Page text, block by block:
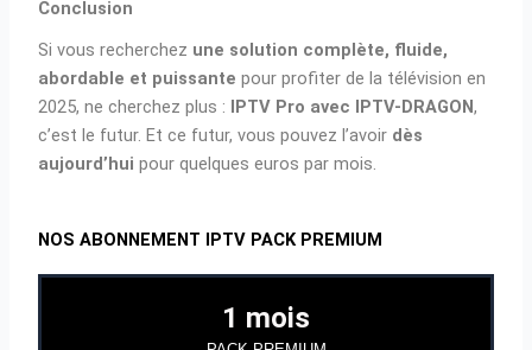
Conclusion
Si vous recherchez une solution complète, fluide,
abordable et puissante pour profiter de la télévision en
2025, ne cherchez plus : IPTV Pro avec IPTV-DRAGON,
c’est le futur. Et ce futur, vous pouvez l’avoir dès
aujourd’hui pour quelques euros par mois.
NOS ABONNEMENT IPTV PACK PREMIUM
1 mois